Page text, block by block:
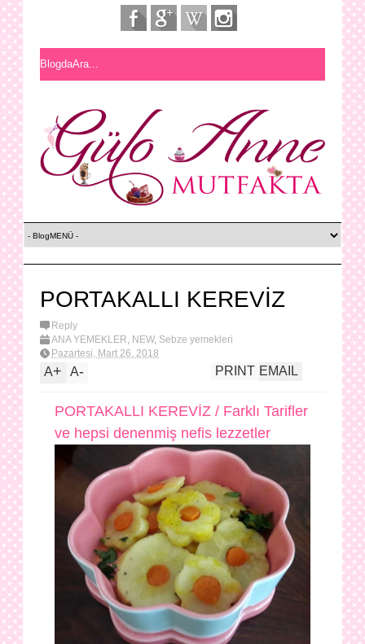
PORTAKALLI KEREVİZ
Reply
ANA YEMEKLER, NEW, Sebze yemekleri
Pazartesi, Mart 26, 2018
A+ A- EMAIL
PRINT
PORTAKALLI KEREVİZ / Farklı Tarifler
ve hepsi denenmiş nefis lezzetler